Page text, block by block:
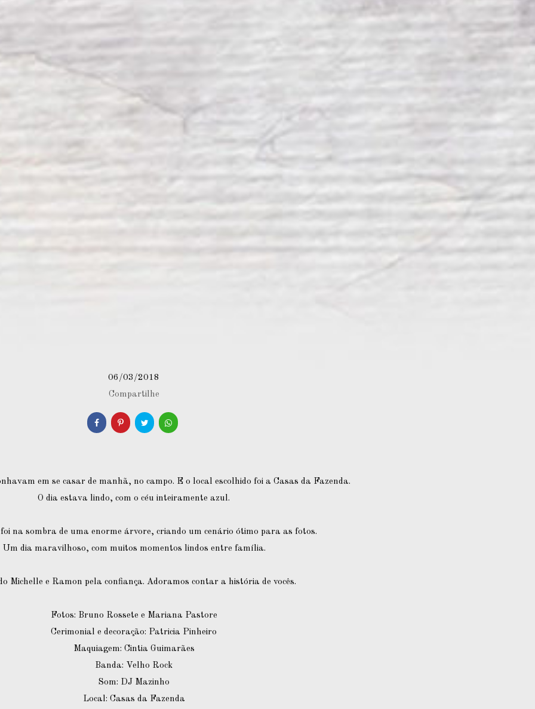
06/03/2018
Compartilhe
em se casar de manhã, no campo. E o local escolhido foi a Casas da Fazenda.
O dia estava lindo, com o céu inteiramente azul.
na sombra de uma enorme árvore, criando um cenário ótimo para as fotos.
Um dia maravilhoso, com muitos momentos lindos entre família.
Michelle e Ramon pela confiança. Adoramos contar a história de vocês.
Fotos: Bruno Rossete e Mariana Pastore
Cerimonial e decoração: Patricia Pinheiro
Maquiagem: Cintia Guimarães
Banda: Velho Rock
Som: DJ Mazinho
Local: Casas da Fazenda